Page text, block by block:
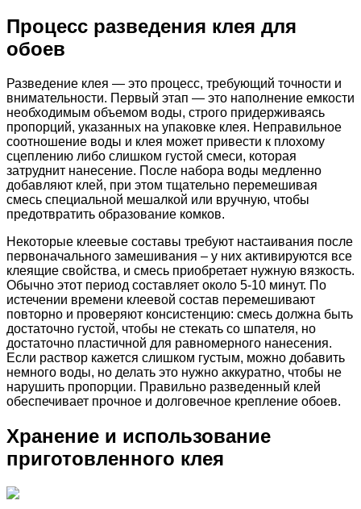
Процесс разведения клея для
обоев
Разведение клея — это процесс, требующий точности и
внимательности. Первый этап — это наполнение емкости
необходимым объемом воды, строго придерживаясь
пропорций, указанных на упаковке клея. Неправильное
соотношение воды и клея может привести к плохому
сцеплению либо слишком густой смеси, которая
затруднит нанесение. После набора воды медленно
добавляют клей, при этом тщательно перемешивая
смесь специальной мешалкой или вручную, чтобы
предотвратить образование комков.
Некоторые клеевые составы требуют настаивания после
первоначального замешивания – у них активируются все
клеящие свойства, и смесь приобретает нужную вязкость.
Обычно этот период составляет около 5-10 минут. По
истечении времени клеевой состав перемешивают
повторно и проверяют консистенцию: смесь должна быть
достаточно густой, чтобы не стекать со шпателя, но
достаточно пластичной для равномерного нанесения.
Если раствор кажется слишком густым, можно добавить
немного воды, но делать это нужно аккуратно, чтобы не
нарушить пропорции. Правильно разведенный клей
обеспечивает прочное и долговечное крепление обоев.
Хранение и использование
приготовленного клея